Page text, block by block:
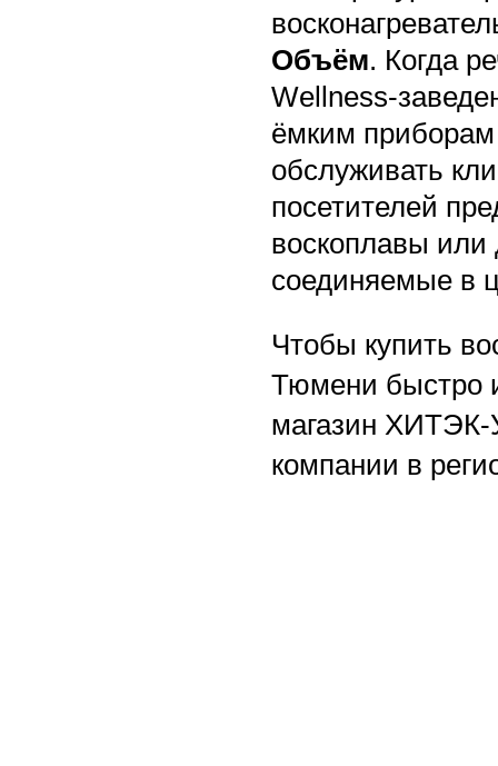
Объём. Когда
Wellness-
ёмким приборам
обслуживать
посетителей
воскоплавы или
соединяемые в
Чтобы купить
Тюмени быстро
магазин
компании в